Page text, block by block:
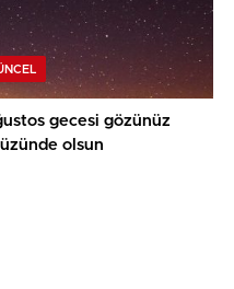
gecesi gözünüz
olsun